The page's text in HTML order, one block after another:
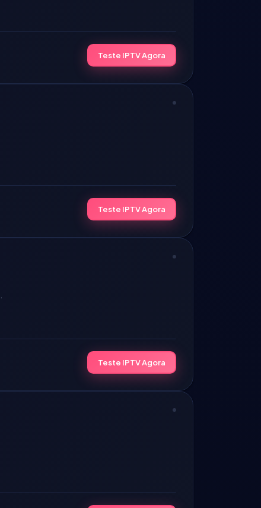
Teste IPTV Agora
Teste IPTV Agora
Teste IPTV Agora